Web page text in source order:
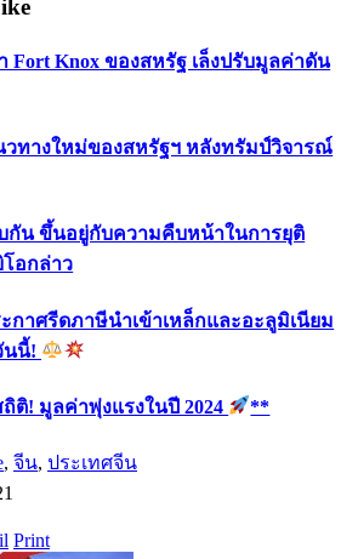
Fort Knox ของสหรัฐ เล็งปรับมูลค่าดัน
ทางใหม่ของสหรัฐฯ หลังทรัมป์วิจารณ์
กัน ขึ้นอยู่กับความคืบหน้าในการยุติ
โอกล่าว
กาศรีดภาษีนำเข้าเหล็กและอะลูมิเนียม
นนี้!
ติ! มูลค่าพุ่งแรงในปี 2024 **
, จีน, ประเทศจีน
Print